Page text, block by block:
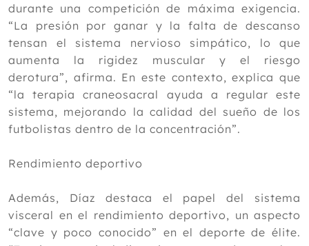
durante una competición de máxima exigencia.
“La presión por ganar y la falta de descanso
tensan el sistema nervioso simpático, lo que
aumenta la rigidez muscular y el riesgo
derotura”, afirma. En este contexto, explica que
“la terapia craneosacral ayuda a regular este
sistema, mejorando la calidad del sueño de los
futbolistas dentro de la concentración”.
Rendimiento deportivo
Además, Díaz destaca el papel del sistema
visceral en el rendimiento deportivo, un aspecto
“clave y poco conocido” en el deporte de élite.